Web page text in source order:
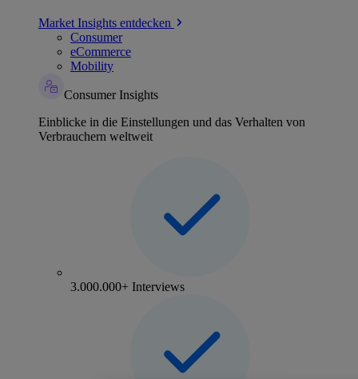
Market Insights entdecken
Consumer
eCommerce
Mobility
Consumer Insights
Einblicke in die Einstellungen und das Verhalten von
Verbrauchern weltweit
3.000.000+ Interviews